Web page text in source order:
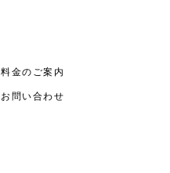
料金のご案内
お問い合わせ